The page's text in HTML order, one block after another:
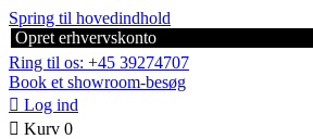
Spring til hovedindhold
Opret erhvervskonto
Ring til os: +45 39274707
Book et showroom-besøg
 Log ind
 Kurv 0